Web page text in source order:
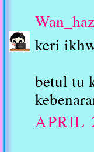
keri
betul tu
APRIL